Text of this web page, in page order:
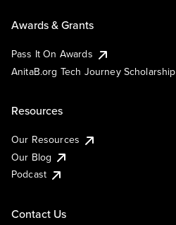
Awards & Grants
Pass It On Awards
AnitaB.org Tech Journey Scholarship
Resources
Our Resources
Our Blog
Podcast
Contact Us